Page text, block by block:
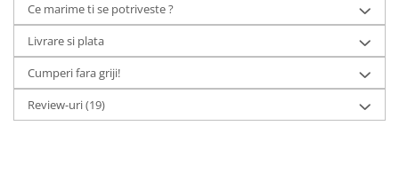
Ce marime ti se potriveste ?
Livrare si plata
Cumperi fara griji!
Review-uri(19)